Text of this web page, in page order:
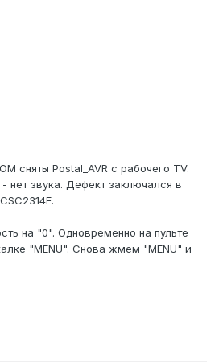
сняты Postal_AVR с рабочего TV.
нет звука. Дефект заключался в
на "0". Одновременно на пульте
"MENU". Cнова жмем "MENU" и